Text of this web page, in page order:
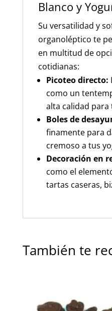
Blanco y
Su versatilidad y
organoléptico te
en multitud de
cotidianas:
Picoteo directo:
como un
alta calidad
Boles de
finamente para
cremoso a tus
Decoración en
como el
tartas caseras,
También te